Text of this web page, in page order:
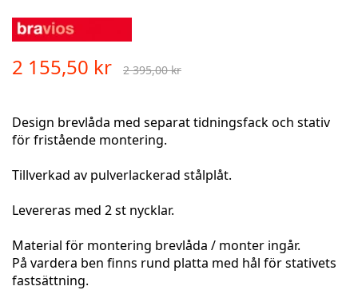
Skip
to
the
beginning
the
images
gallery
2 155,50 kr 2 395,00 kr
Design brevlåda med separat tidningsfack och stativ
för fristående montering.
Tillverkad av pulverlackerad stålplåt.
Levereras med 2 st nycklar.
Material för montering brevlåda / monter ingår.
På vardera ben finns rund platta med hål för stativets
fastsättning.